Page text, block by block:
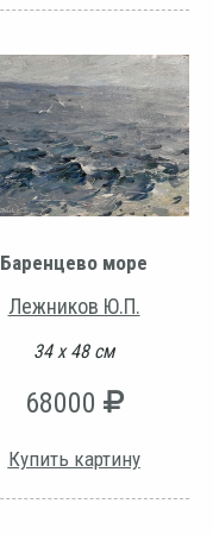
Баренцево море
Лежников Ю.П.
34 х 48 см
68000
Купить картину